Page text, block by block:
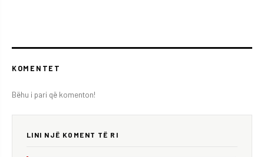
KOMENTET
Bëhu i pari që komenton!
LINI NJË KOMENT TË RI